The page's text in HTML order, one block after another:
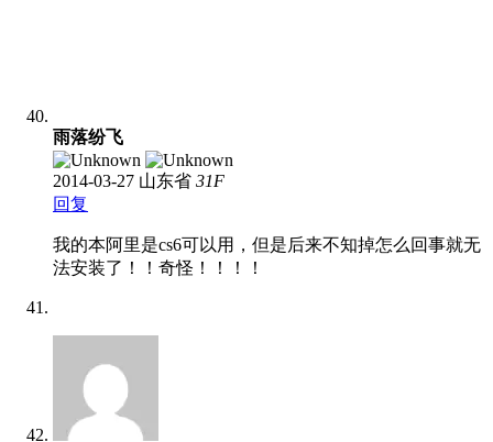
雨落纷飞
2014-03-27 山东省 31F
回复
我的本阿里是cs6可以用，但是后来不知掉怎么回事就无
法安装了！！奇怪！！！！